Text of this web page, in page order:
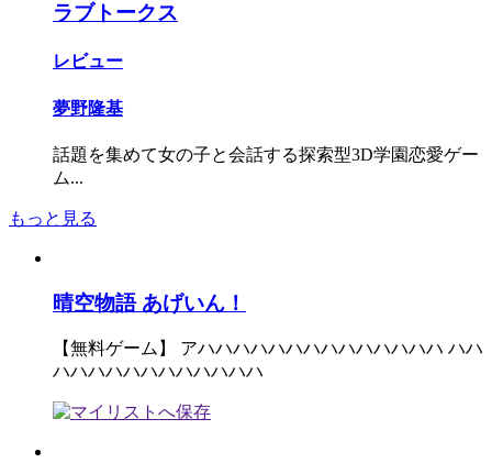
ラブトークス
レビュー
夢野隆基
話題を集めて女の子と会話する探索型3D学園恋愛ゲー
ム...
もっと見る
晴空物語 あげいん！
【無料ゲーム】 アハハハハハハハハハハハハハハ ハハ
ハハハハハハハハハハハハ